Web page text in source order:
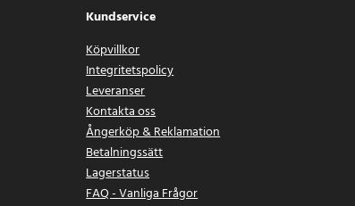
Kundservice
Köpvillkor
Integritetspolicy
Leveranser
Kontakta oss
Ångerköp & Reklamation
Betalningssätt
Lagerstatus
FAQ - Vanliga Frågor